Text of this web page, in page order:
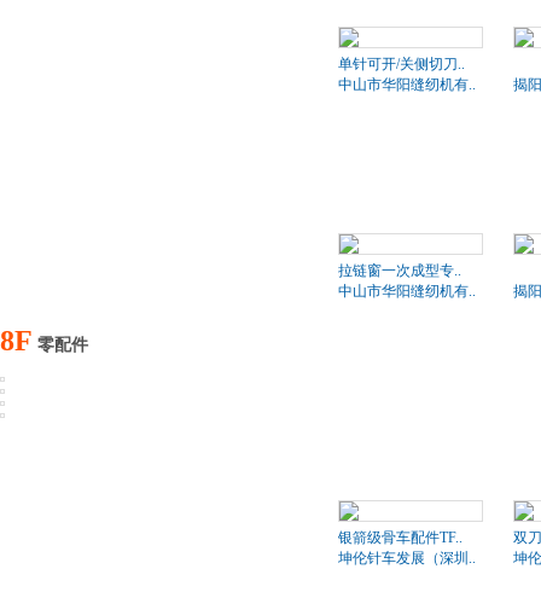
单针可开/关侧切刀..
中山市华阳缝纫机有..
揭
拉链窗一次成型专..
中山市华阳缝纫机有..
揭
8F 零配件
银箭级骨车配件TF..
坤伦针车发展（深圳..
双
坤